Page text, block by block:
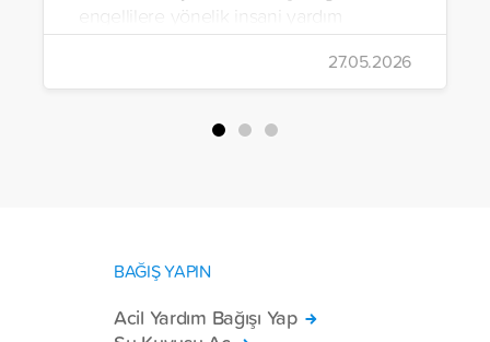
engellilere yönelik insani yardım
çalışmalarını aralıksız sürdürüyor. Vakıf,
yürütülen son projeyle Suriye’nin Şam,
Halep, Hama, Humus ve İdlib
bölgelerinde zor şartlarda yaşayan
27.05.2026
BAĞIŞ YAPIN
Acil Yardım Bağışı Yap